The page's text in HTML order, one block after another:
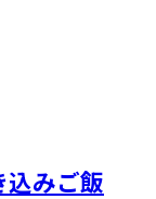
込みご飯